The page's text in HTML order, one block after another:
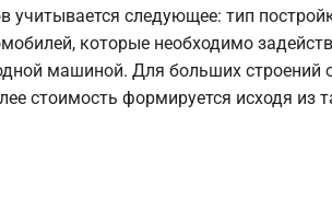
следующее: тип
которые необходимо
машиной. Для больших строений
стоимость формируется исходя из